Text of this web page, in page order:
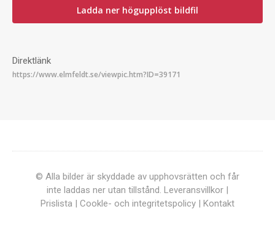
Ladda ner högupplöst bildfil
Direktlänk
© Alla bilder är skyddade av upphovsrätten och får
inte laddas ner utan tillstånd. Leveransvillkor |
Prislista | Cookle- och integritetspolicy | Kontakt